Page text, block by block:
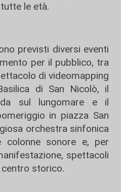
le età.
previsti diversi eventi
per il pubblico, tra
di videomapping
di San Nicolò, il
sul lungomare e il
in piazza San
orchestra sinfonica
colonne sonore e, per
spettacoli
storico.